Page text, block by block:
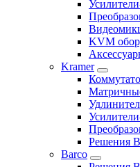
KVM
Kramer
Решения
Barco